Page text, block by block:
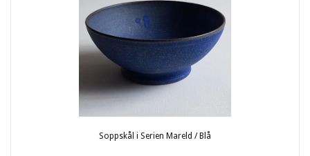
Soppskål i Serien Mareld / Blå